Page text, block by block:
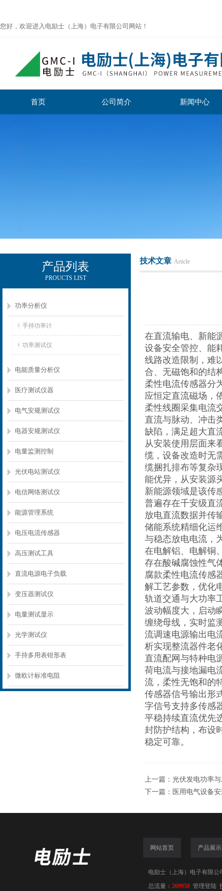
您好，欢迎进入电励士（上海）电子有限公司网站！
首页 公司简介 新闻中心
产品列表
PROUCTS LIST
功率分析仪
手持功率计
功率测试仪
电能质量分析仪
医疗测试仪器
电气安规测试仪
电器安规测试仪
电量监测控制
光伏电站测试仪
电信网络测试仪
能源管理系统
电压电流传感器
高压测试工具
直流电源电子负载
变压器测试仪
电量测试显示
光学测试仪
手持多用表钳形表
微欧计标准电阻
技术文章 Article
在直流输电、新能
设备安全管控、能
线路改造限制，难
合、无磁饱和的结
柔性电流传感器分
应恒定直流磁场，
柔性线圈采集电流
直流与脉动、冲击
缺陷，满足超大直
从安装使用层面来
缆，设备改造时无
缆捆扎排布等复杂
能优异，从安装源
新能源领域是该传
普遍存在千安级直
放电直流数据并传
储能系统精细化运
与稳态放电电流，
在电解铝、电解铜
存在酸碱腐蚀性气
腐款柔性电流传感
解工艺参数，优化
轨道交通与大功率
波动幅度大，启动
缠绕母线，实时监
流调速电源输出电
析实现整流器件老
直流配网与特种电
荷电流与接地漏电
流，柔性无饱和的
传感器信号输出形
字信号支持多传感
平稳持续直流优先
封防护结构，布设
稳定可靠。
上一篇： 光伏发电功率
下一篇： 医用电气设备
网站首页 产品展示
电励士（上海）电子有限公
总流量： 269950 管理登陆